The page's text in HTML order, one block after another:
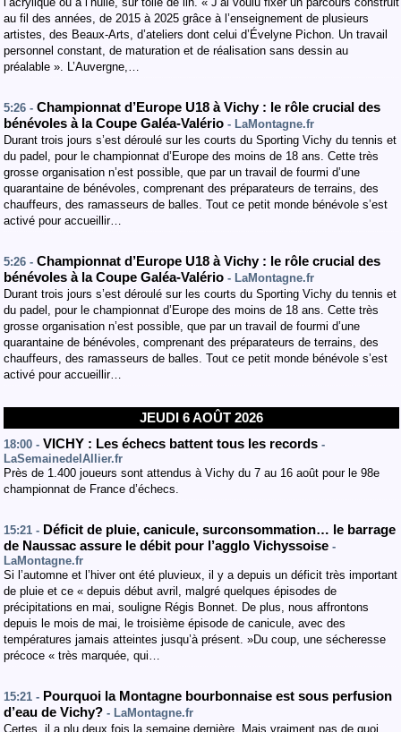
au fil des années, de 2015 à 2025 grâce à l’enseignement de plusieurs
artistes, des Beaux-Arts, d’ateliers dont celui d’Évelyne Pichon. Un travail
personnel constant, de maturation et de réalisation sans dessin au
préalable ». L’Auvergne,…
5:26 - Championnat d’Europe U18 à Vichy : le rôle crucial des
bénévoles à la Coupe Galéa-Valério - LaMontagne.fr
Durant trois jours s’est déroulé sur les courts du Sporting Vichy du tennis et
du padel, pour le championnat d’Europe des moins de 18 ans. Cette très
grosse organisation n’est possible, que par un travail de fourmi d’une
quarantaine de bénévoles, comprenant des préparateurs de terrains, des
chauffeurs, des ramasseurs de balles. Tout ce petit monde bénévole s’est
activé pour accueillir…
5:26 - Championnat d’Europe U18 à Vichy : le rôle crucial des
bénévoles à la Coupe Galéa-Valério - LaMontagne.fr
Durant trois jours s’est déroulé sur les courts du Sporting Vichy du tennis et
du padel, pour le championnat d’Europe des moins de 18 ans. Cette très
grosse organisation n’est possible, que par un travail de fourmi d’une
quarantaine de bénévoles, comprenant des préparateurs de terrains, des
chauffeurs, des ramasseurs de balles. Tout ce petit monde bénévole s’est
activé pour accueillir…
JEUDI 6 AOÛT 2026
18:00 - VICHY : Les échecs battent tous les records -
LaSemainedelAllier.fr
Près de 1.400 joueurs sont attendus à Vichy du 7 au 16 août pour le 98e
championnat de France d’échecs.
15:21 - Déficit de pluie, canicule, surconsommation… le barrage
de Naussac assure le débit pour l’agglo Vichyssoise -
LaMontagne.fr
Si l’automne et l’hiver ont été pluvieux, il y a depuis un déficit très important
de pluie et ce « depuis début avril, malgré quelques épisodes de
précipitations en mai, souligne Régis Bonnet. De plus, nous affrontons
depuis le mois de mai, le troisième épisode de canicule, avec des
températures jamais atteintes jusqu’à présent. »Du coup, une sécheresse
précoce « très marquée, qui…
15:21 - Pourquoi la Montagne bourbonnaise est sous perfusion
d’eau de Vichy? - LaMontagne.fr
Certes, il a plu deux fois la semaine dernière. Mais vraiment pas de quoi